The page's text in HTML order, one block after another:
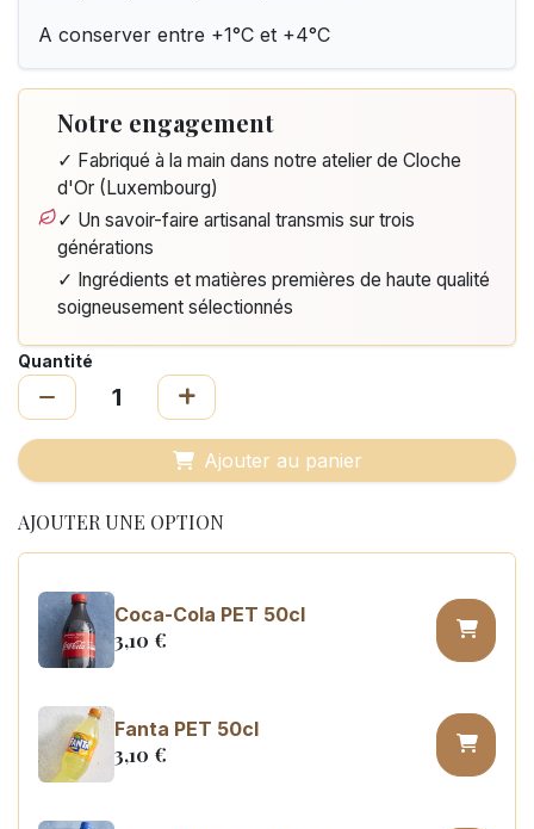
A conserver entre +1°C et +4°C
Notre engagement
✓ Fabriqué à la main dans notre atelier de Cloche
d'Or (Luxembourg)
✓ Un savoir-faire artisanal transmis sur trois
générations
✓ Ingrédients et matières premières de haute qualité
soigneusement sélectionnés
Quantité
Ajouter au panier
AJOUTER UNE OPTION
Coca-Cola PET 50cl
3,10 €
Fanta PET 50cl
3,10 €